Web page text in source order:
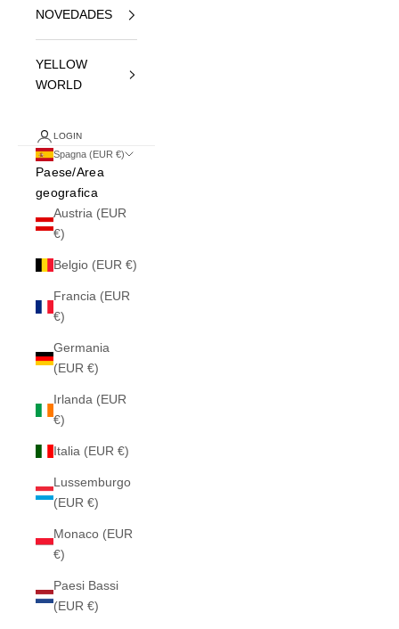
NOVEDADES
YELLOW
WORLD
LOGIN
Spagna (EUR €)
Paese/Area
geografica
Austria (EUR
€)
Belgio (EUR €)
Francia (EUR
€)
Germania
(EUR €)
Irlanda (EUR
€)
Italia (EUR €)
Lussemburgo
(EUR €)
Monaco (EUR
€)
Paesi Bassi
(EUR €)